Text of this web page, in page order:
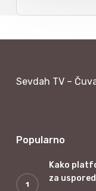
Sevdah TV –
Popularno
Kako
za